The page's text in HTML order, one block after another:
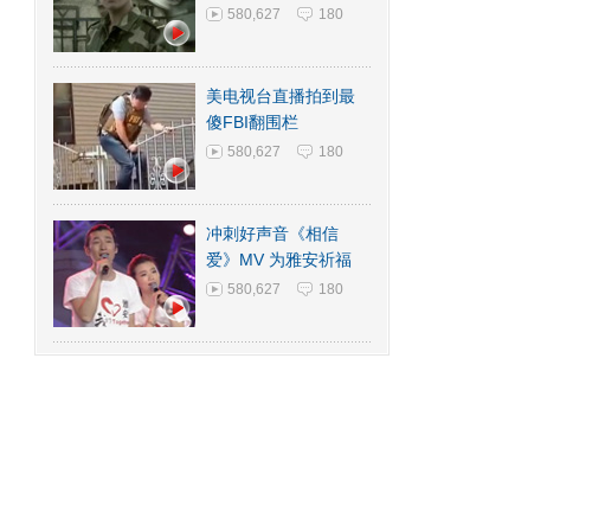
580,627 180
美电视台直播拍到最
傻FBI翻围栏
580,627 180
冲刺好声音《相信
爱》MV 为雅安祈福
580,627 180